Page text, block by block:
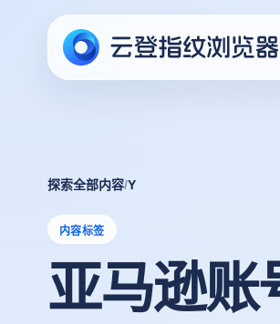
探索全部内容/Y
内容标签
亚马逊账